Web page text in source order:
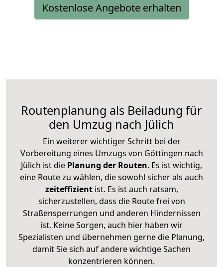
Kostenlose Angebote erhalten
Routenplanung als Beiladung für
den Umzug nach Jülich
Ein weiterer wichtiger Schritt bei der
Vorbereitung eines Umzugs von Göttingen nach
Jülich ist die Planung der Routen. Es ist wichtig,
eine Route zu wählen, die sowohl sicher als auch
zeiteffizientist. Es ist auch ratsam,
sicherzustellen, dass die Route frei von
Straßensperrungen und anderen Hindernissen
ist. Keine Sorgen, auch hier haben wir
Spezialisten und übernehmen gerne die Planung,
damit Sie sich auf andere wichtige Sachen
konzentrieren können.